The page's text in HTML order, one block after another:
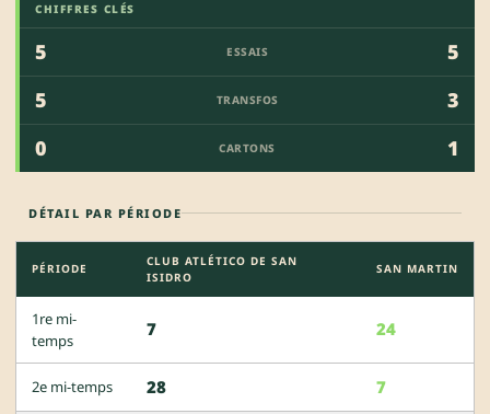
CHIFFRES CLÉS
5 ESSAIS
5
5
TRANSFOS
3
0
CARTONS 1
DÉTAIL PAR PÉRIODE
PÉRIODE
CLUB ATLÉTICO DE SAN
ISIDRO
SAN MARTIN
1re mi-
temps
7 24
2e mi-temps 28 7